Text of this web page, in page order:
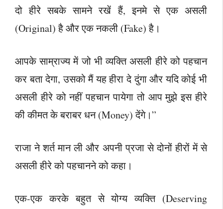
दो हीरे सबके सामने रखें हैं, इनमे से एक असली
(Original) है और एक नकली (Fake) है।
आपके साम्राज्य में जो भी व्यक्ति असली हीरे को पहचान
कर बता देगा, उसको मैं यह हीरा दे दुंगा और यदि कोई भी
असली हीरे को नहीं पहचान पायेगा तो आप मुझे इस हीरे
की कीमत के बराबर धन (Money) देंगे।”
राजा ने शर्त मान ली और अपनी प्रजा से दोनों हीरों में से
असली हीरे को पहचानने को कहा।
एक-एक करके बहुत से योग्य व्यक्ति (Deserving